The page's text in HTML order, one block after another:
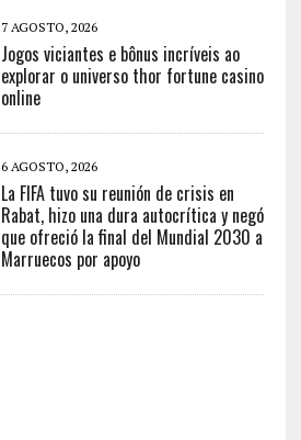
7 AGOSTO, 2026
Jogos viciantes e bônus incríveis ao
explorar o universo thor fortune casino
online
6 AGOSTO, 2026
La FIFA tuvo su reunión de crisis en
Rabat, hizo una dura autocrítica y negó
que ofreció la final del Mundial 2030 a
Marruecos por apoyo